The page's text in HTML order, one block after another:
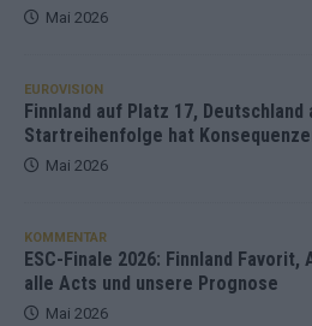
Mai 2026
EUROVISION
Finnland auf Platz 17, Deutschland
Startreihenfolge hat
Mai 2026
KOMMENTAR
ESC-Finale 2026: Finnland
alle Acts und unsere Prognose
Mai 2026